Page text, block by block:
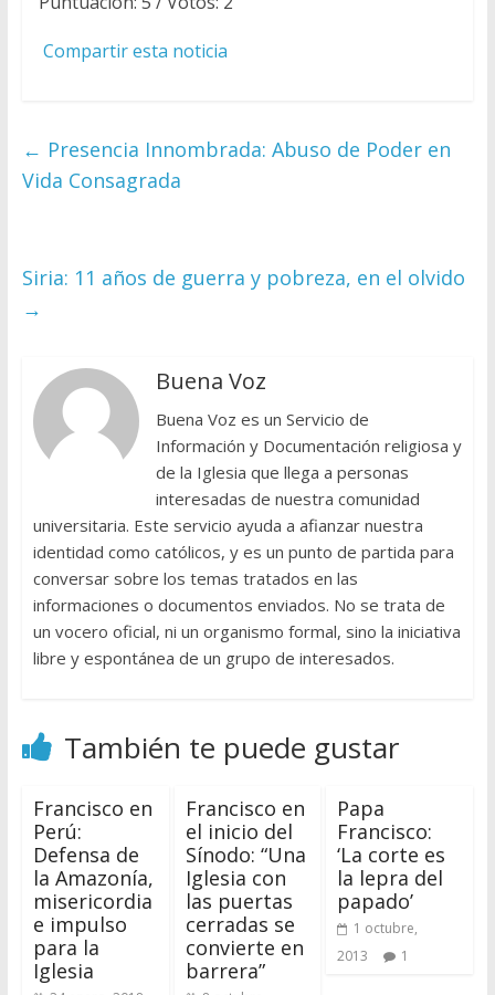
Compartir esta noticia
← Presencia Innombrada: Abuso de Poder en
Vida Consagrada
Siria: 11 años de guerra y pobreza, en el olvido
→
Buena Voz
Buena Voz es un Servicio de
Información y Documentación religiosa y
de la Iglesia que llega a personas
interesadas de nuestra comunidad
universitaria. Este servicio ayuda a afianzar nuestra
identidad como católicos, y es un punto de partida para
conversar sobre los temas tratados en las
informaciones o documentos enviados. No se trata de
un vocero oficial, ni un organismo formal, sino la iniciativa
libre y espontánea de un grupo de interesados.
También te puede gustar
Francisco en
Perú:
Defensa de
la Amazonía,
misericordia
e impulso
para la
Iglesia
Francisco en
el inicio del
Sínodo: “Una
Iglesia con
las puertas
cerradas se
convierte en
barrera”
Papa
Francisco:
‘La corte es
la lepra del
papado’
1 octubre,
2013
1